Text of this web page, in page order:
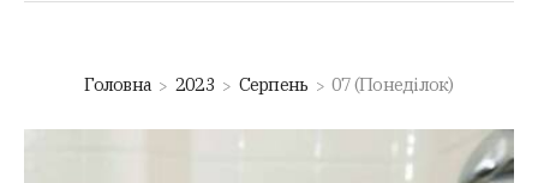
Головна 2023 Серпень 07 (Понеділок)